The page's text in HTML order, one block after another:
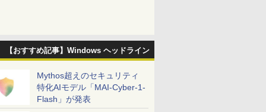
【おすすめ記事】Windows ヘッドライン
Mythos超えのセキュリティ
特化AIモデル「MAI-Cyber-1-
Flash」が発表